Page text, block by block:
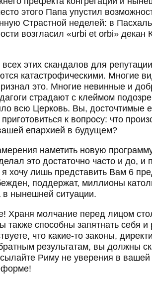
этого Папа упустил
Страстной неделей: в
возгласил «urbi et orbi» декан
этих скандалов для
катастрофическими. Многие
это. Многие невинные и
страдают с клеймом
всю Церковь. Вы, досточтимые
к вопросу: что
епархией в будущем?
наметить новую
это достаточно часто и до, и
я хочу лишь представить Вам 6
поддержат, миллионы
в нынешней ситуации.
Храня молчание перед лицом
также способны запятнать себя и
что какие-то законы,
результатам, вы должны
Риму не уверения в вашей